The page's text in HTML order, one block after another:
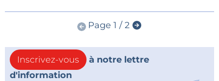
Page 1 / 2
Inscrivez-vous
à notre lettre
d'information